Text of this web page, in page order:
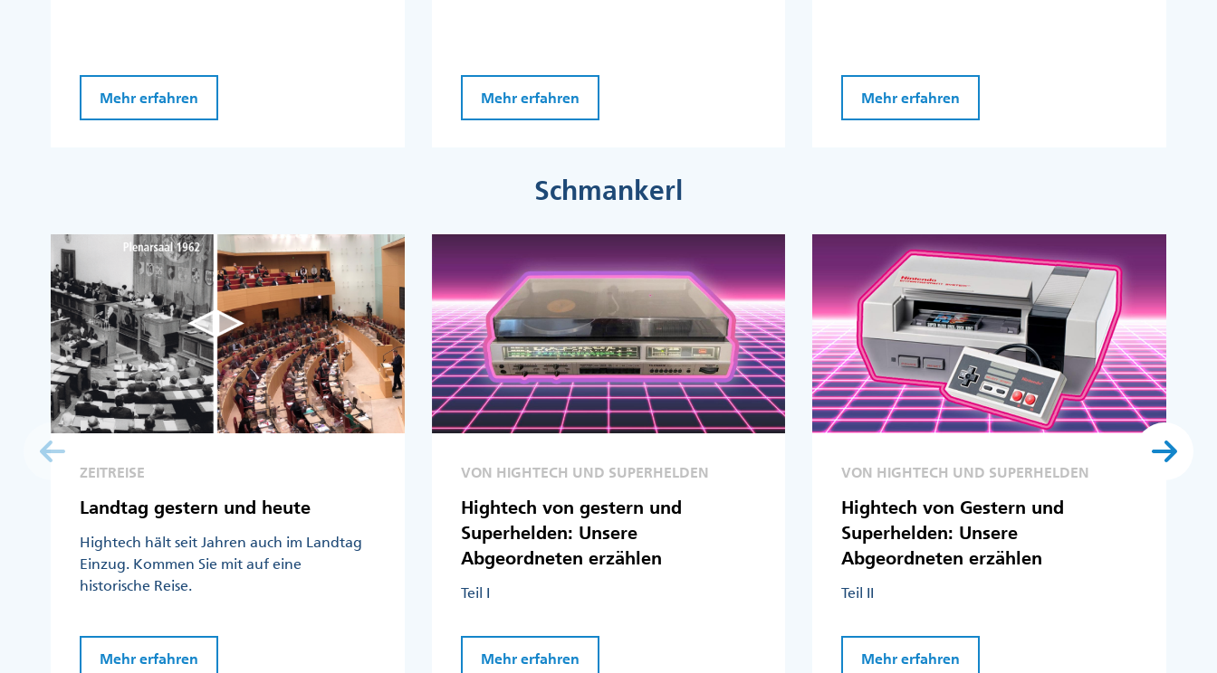
Mehr erfahren Mehr erfahren Mehr erfahren
Schmankerl
ZEITREISE
Landtag gestern und heute
Hightech hält seit Jahren auch im Landtag
Einzug. Kommen Sie mit auf eine
historische Reise.
Mehr erfahren
VON HIGHTECH UND SUPERHELDEN
Hightech von gestern und
Superhelden: Unsere
Abgeordneten erzählen
Teil I
Mehr erfahren
VON HIGHTECH UND SUPERHELDEN
Hightech von Gestern und
Superhelden: Unsere
Abgeordneten erzählen
Teil II
Mehr erfahren